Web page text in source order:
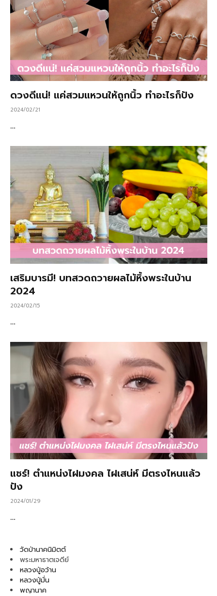
ดวงดีแน่! แค่สวมแหวนให้ถูกนิ้ว ทำอะไรก็ปัง
2024/02/21
…
เสริมบารมี! บทสวดถวายผลไม้หิ้งพระในบ้าน
2024
2024/02/15
…
แชร์! ตำแหน่งไฝมงคล ไฝเสน่ห์ มีตรงไหนแล้ว
ปัง
2024/01/29
…
วัดป่านาคนิมิตต์
พระมหาธาตเจดีย์
หลวงปู่อว้าน
หลวงปู่มั่น
พญานาค